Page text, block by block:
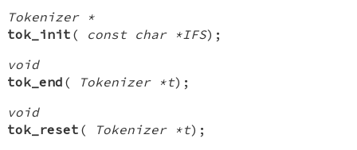
Tokenizer *
tok_init ( const char *IFS);
void
tok_end ( Tokenizer *t);
void
tok_reset ( Tokenizer *t);